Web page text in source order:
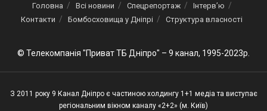
Головна Всі новини Спецрепортаж
Інтерв’ю
Контакти
Бомбосховища у Дніпрі Структура власності
© Телекомпанія "Приват ТБ Дніпро" – 9 канал, 1995-2023р.
З 2011 року 9 Канал Дніпро є частиною холдингу 1+1 медіа та виступає
регіональним вікном каналу «2+2» (м. Київ)